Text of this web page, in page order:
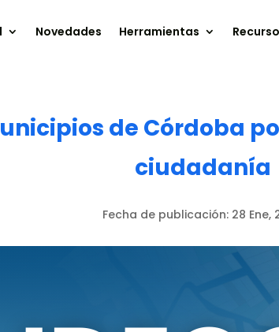
Novedades Herramientas
de Córdoba
ciudadanía
Fecha de publicación: 28 Ene,